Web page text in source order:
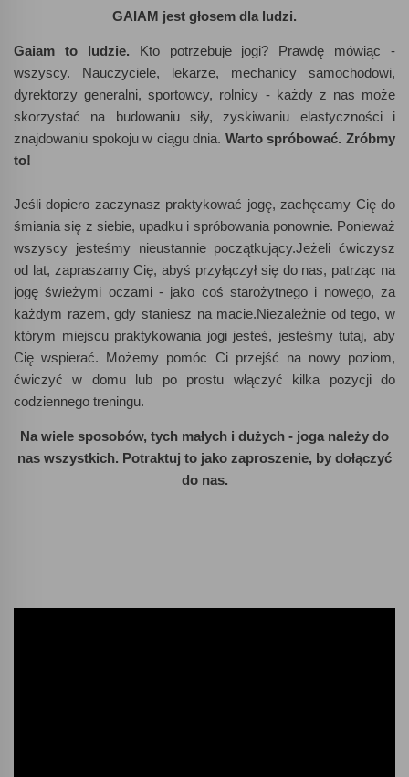
GAIAM jest głosem dla ludzi.
Gaiam to ludzie. Kto potrzebuje jogi? Prawdę mówiąc -
wszyscy. Nauczyciele, lekarze, mechanicy samochodowi,
dyrektorzy generalni, sportowcy, rolnicy - każdy z nas może
skorzystać na budowaniu siły, zyskiwaniu elastyczności i
znajdowaniu spokoju w ciągu dnia. Warto spróbować. Zróbmy
to!
Jeśli dopiero zaczynasz praktykować jogę, zachęcamy Cię do
śmiania się z siebie, upadku i spróbowania ponownie. Ponieważ
wszyscy jesteśmy nieustannie początkujący.Jeżeli ćwiczysz
od lat, zapraszamy Cię, abyś przyłączył się do nas, patrząc na
jogę świeżymi oczami - jako coś starożytnego i nowego, za
każdym razem, gdy staniesz na macie.Niezależnie od tego, w
którym miejscu praktykowania jogi jesteś, jesteśmy tutaj, aby
Cię wspierać. Możemy pomóc Ci przejść na nowy poziom,
ćwiczyć w domu lub po prostu włączyć kilka pozycji do
codziennego treningu.
Na wiele sposobów, tych małych i dużych - joga należy do
nas wszystkich. Potraktuj to jako zaproszenie, by dołączyć
do nas.